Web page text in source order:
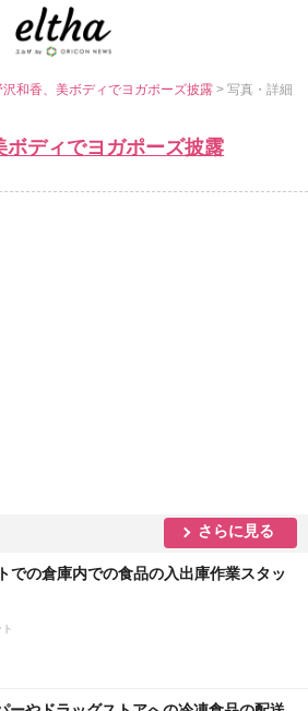
沢和香、美ボディでヨガポーズ披露> 写真・詳細
ボディでヨガポーズ披露
さらに見る
での倉庫内での食品の入出庫作業スタッ